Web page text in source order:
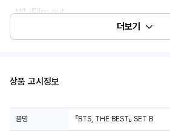
더보기
상품 고시정보
품명 『BTS, THE BEST』 SET B